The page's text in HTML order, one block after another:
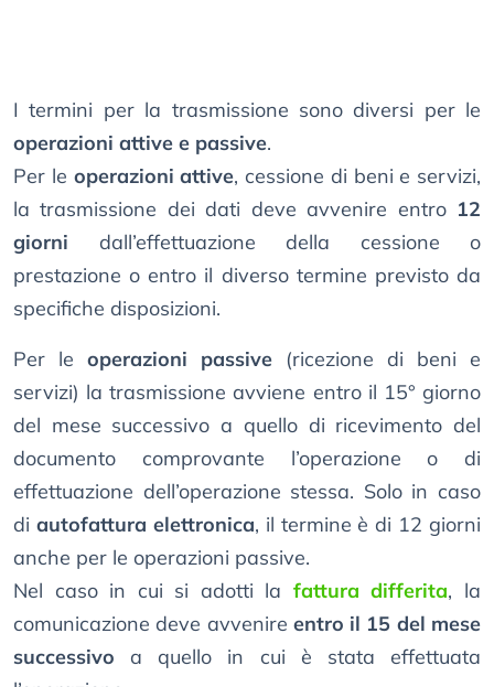
I termini per la trasmissione sono diversi per le
operazioni attive e passive.
Per le operazioni attive, cessione di beni e servizi,
la trasmissione dei dati deve avvenire entro 12
giorni dall’effettuazione della cessione o
prestazione o entro il diverso termine previsto da
specifiche disposizioni.
Per le operazioni passive (ricezione di beni e
servizi) la trasmissione avviene entro il 15° giorno
del mese successivo a quello di ricevimento del
documento comprovante l’operazione o di
effettuazione dell’operazione stessa. Solo in caso
di autofattura elettronica, il termine è di 12 giorni
anche per le operazioni passive.
Nel caso in cui si adotti la fattura differita, la
comunicazione deve avvenire entro il 15 del mese
successivo a quello in cui è stata effettuata